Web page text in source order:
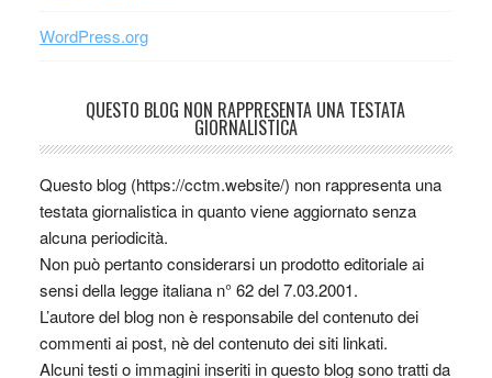
WordPress.org
QUESTO BLOG NON RAPPRESENTA UNA TESTATA
GIORNALISTICA
Questo blog (https://cctm.website/) non rappresenta una
testata giornalistica in quanto viene aggiornato senza
alcuna periodicità.
Non può pertanto considerarsi un prodotto editoriale ai
sensi della legge italiana n° 62 del 7.03.2001.
L’autore del blog non è responsabile del contenuto dei
commenti ai post, nè del contenuto dei siti linkati.
Alcuni testi o immagini inseriti in questo blog sono tratti da